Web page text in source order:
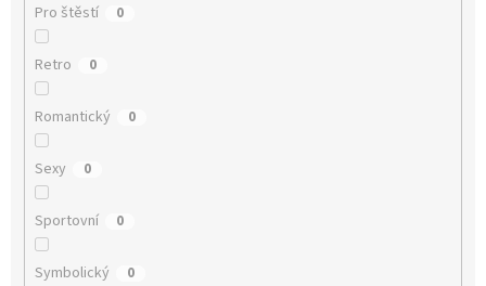
Pro štěstí 0
Retro 0
Romantický 0
Sexy 0
Sportovní 0
Symbolický 0